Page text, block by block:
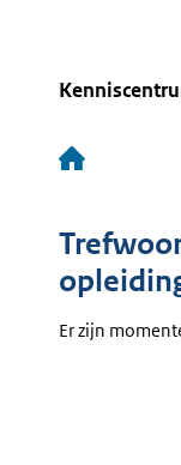
Er zijn